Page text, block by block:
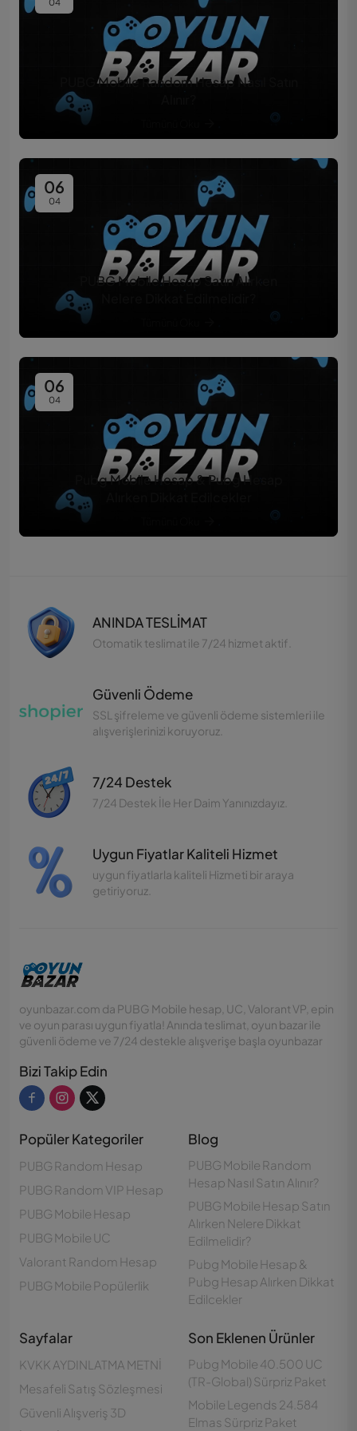
PUBG Mobile Random Hesap Nasıl Satın
06
04
PUBG Mobile Hesap Satın Alırken
06
04
Pubg Mobile Hesap & Pubg Hesap
ANINDA TESLİMAT
Otomatik teslimat ile 7/24 hizmet aktif.
Güvenli Ödeme
SSL şifreleme ve güvenli ödeme sistemleri ile
alışverişlerinizi koruyoruz.
7/24 Destek
7/24 Destek İle Her Daim Yanınızdayız.
Uygun Fiyatlar Kaliteli Hizmet
uygun fiyatlarla kaliteli Hizmeti bir araya
getiriyoruz.
oyunbazar.com da PUBG Mobile hesap, UC, Valorant VP, epin
ve oyun parası uygun fiyatla! Anında teslimat, oyun bazar ile
güvenli ödeme ve 7/24 destekle alışverişe başla oyunbazar
Bizi Takip Edin
Popüler Kategoriler
PUBG Random Hesap
PUBG Random VIP Hesap
PUBG Mobile Hesap
PUBG Mobile UC
Valorant Random Hesap
PUBG Mobile Popülerlik
Blog
PUBG Mobile Random
Hesap Nasıl Satın Alınır?
PUBG Mobile Hesap Satın
Alırken Nelere Dikkat
Edilmelidir?
Pubg Mobile Hesap &
Pubg Hesap Alırken Dikkat
Edilcekler
Sayfalar
KVKK AYDINLATMA METNİ
Mesafeli Satış Sözleşmesi
Güvenli Alışveriş 3D
Son Eklenen Ürünler
Pubg Mobile 40.500 UC
(TR-Global) Sürpriz Paket
Mobile Legends 24.584
Elmas Sürpriz Paket